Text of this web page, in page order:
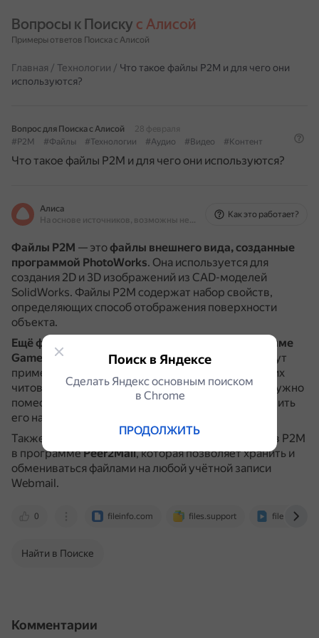
Вопросы к Поиску с Алисой
Примеры ответов Поиска с Алисой
Главная / Технологии / Что такое файлы P2M и для чего они
используются?
Вопрос для Поиска с Алисой
28 февраля
#P2M
#Файлы #Технологии #Аудио #Видео #Контент
Что такое файлы P2M и для чего они используются?
Алиса
На основе источников, возможны неточности
Как это работает?
Файлы P2M — этофайлы внешнего вида, созданные
программой PhotoWorks. Она используется для
создания 2D и 3D изображений из CAD-моделей
SolidWorks. Файлы P2M содержат набор свойств,
определяющих способ отображения поверхности
объекта.
Ещё файлы P2M могут использоваться в программе
GameShark для PlayStation 2 (PS2).Геймеры могут
применять их для активации одного или нескольких
читов в соответствующей видеоигре.Для этого нужно
поместить файл на флэш-накопитель USB и загрузить
его на PS2.
Также существует вариант использования файлов P2M
в программеPeer2Mail, которая позволяет хранить и
обмениваться файлами на любой учётной записи
Webmail.
0 fileinfo.com files.support filext.com
Найти в Поиске
Комментарии
Поиск в Яндексе
Сделать Яндекс основным поиском
в Сhrome
ПРОДОЛЖИТЬ